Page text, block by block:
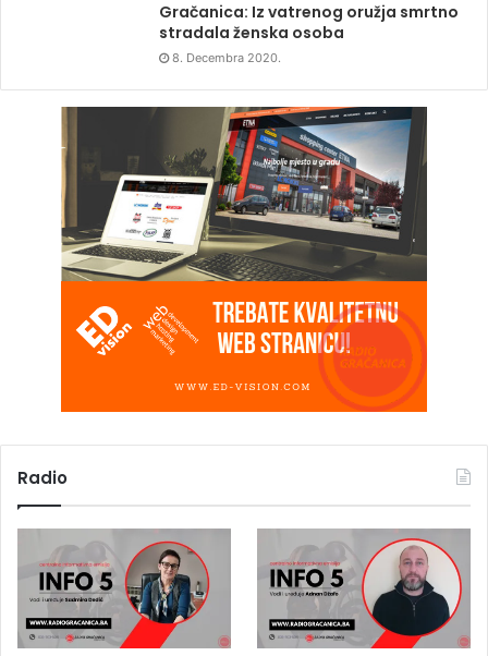
Gračanica: Iz vatrenog oružja smrtno
stradala ženska osoba
8. Decembra 2020.
Radio